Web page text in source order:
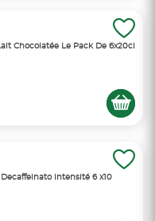
Chocolatée Le Pack De 6x20cl
Decaffeinato intensité 6 x10